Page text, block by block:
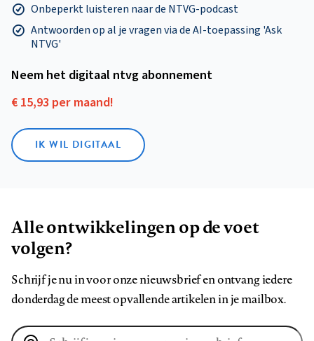
Onbeperkt luisteren naar de NTVG-podcast
Antwoorden op al je vragen via de AI-toepassing 'Ask
NTVG'
Neem het digitaal ntvg abonnement
€ 15,93 per maand!
IK WIL DIGITAAL
Alle ontwikkelingen op de voet
volgen?
Schrijf je nu in voor onze nieuwsbrief en ontvang iedere
donderdag de meest opvallende artikelen in je mailbox.